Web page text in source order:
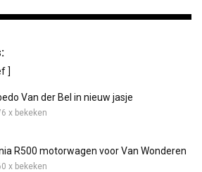
]
Van der Bel in nieuw jasje
x bekeken
R500 motorwagen voor Van Wonderen
x bekeken